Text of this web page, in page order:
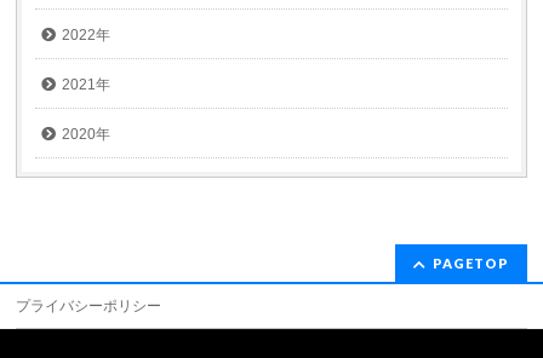
2022年
2021年
2020年
PAGETOP
プライバシーポリシー